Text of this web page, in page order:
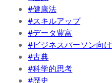
#健康法
#スキルアップ
#データ豊富
#ビジネスパーソン向け
#古典
#科学的思考
#歴史